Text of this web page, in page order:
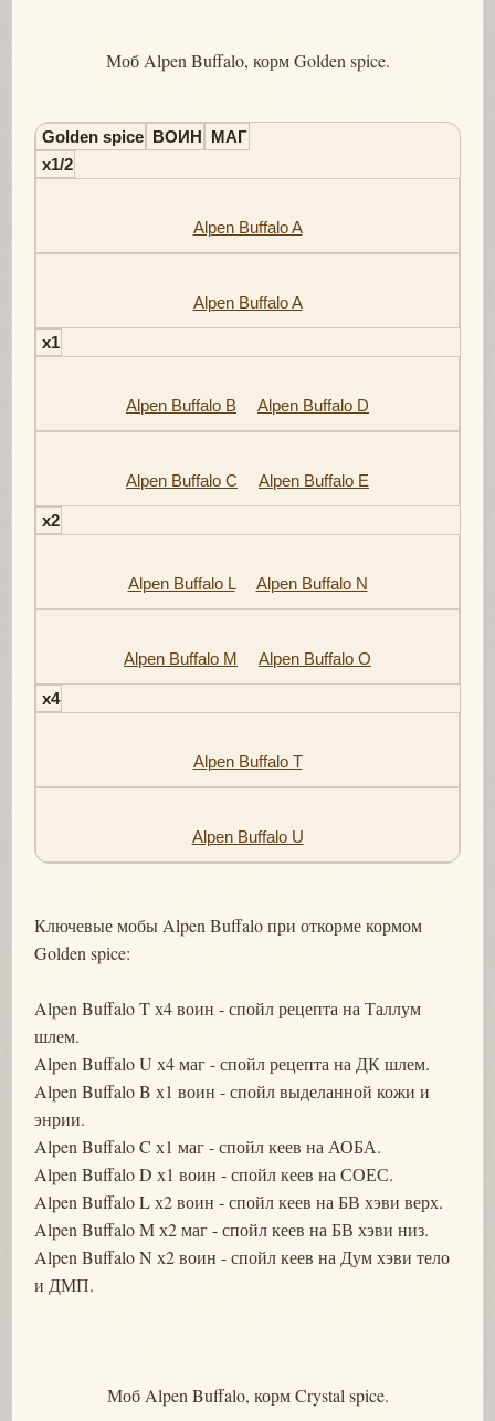
Моб Alpen Buffalo, корм Golden spice.
Golden spice ВОИН МАГ
x1/2
Alpen Buffalo A
Alpen Buffalo A
x1
Alpen Buffalo B Alpen Buffalo D
Alpen Buffalo C Alpen Buffalo E
x2
Alpen Buffalo L Alpen Buffalo N
Alpen Buffalo M Alpen Buffalo O
x4
Alpen Buffalo T
Alpen Buffalo U
Ключевые мобы Alpen Buffalo при откорме кормом
Golden spice:
Alpen Buffalo T х4 воин - спойл рецепта на Таллум
шлем.
Alpen Buffalo U х4 маг - спойл рецепта на ДК шлем.
Alpen Buffalo B х1 воин - спойл выделанной кожи и
энрии.
Alpen Buffalo C х1 маг - спойл кеев на АОБА.
Alpen Buffalo D х1 воин - спойл кеев на СОЕС.
Alpen Buffalo L х2 воин - спойл кеев на БВ хэви верх.
Alpen Buffalo M х2 маг - спойл кеев на БВ хэви низ.
Alpen Buffalo N х2 воин - спойл кеев на Дум хэви тело
и ДМП.
Моб Alpen Buffalo, корм Crystal spice.